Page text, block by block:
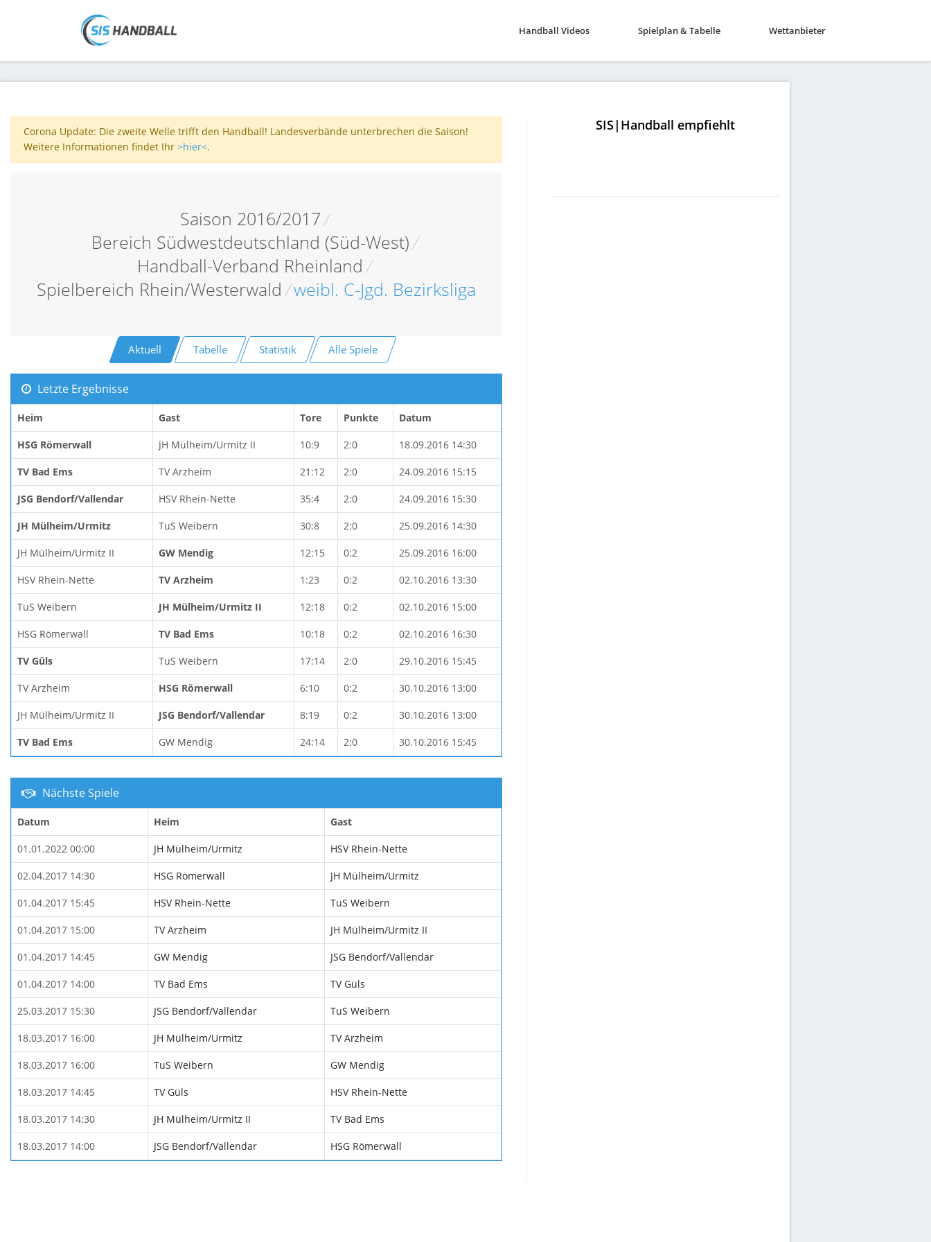
Handball Videos Spielplan & Tabelle Wettanbieter
Corona Update: Die zweite Welle trifft den Handball! Landesverbände unterbrechen die Saison!
Weitere Informationen findet Ihr >hier<.
Saison 2016/2017/
Bereich Südwestdeutschland (Süd-West)/
Handball-Verband Rheinland /
Spielbereich Rhein/Westerwald/weibl. C-Jgd. Bezirksliga
Aktuell Tabelle Statistik Alle Spiele
Letzte Ergebnisse
Heim Gast Tore Punkte Datum
HSG Römerwall JH Mülheim/Urmitz II 10:9 2:0 18.09.2016 14:30
TV Bad Ems TV Arzheim 21:12 2:0 24.09.2016 15:15
JSG Bendorf/Vallendar HSV Rhein-Nette 35:4 2:0 24.09.2016 15:30
JH Mülheim/Urmitz TuS Weibern 30:8 2:0 25.09.2016 14:30
JH Mülheim/Urmitz II GW Mendig 12:15 0:2 25.09.2016 16:00
HSV Rhein-Nette TV Arzheim 1:23 0:2 02.10.2016 13:30
TuS Weibern JH Mülheim/Urmitz II 12:18 0:2 02.10.2016 15:00
HSG Römerwall TV Bad Ems 10:18 0:2 02.10.2016 16:30
TV Güls TuS Weibern 17:14 2:0 29.10.2016 15:45
TV Arzheim HSG Römerwall 6:10 0:2 30.10.2016 13:00
JH Mülheim/Urmitz II JSG Bendorf/Vallendar 8:19 0:2 30.10.2016 13:00
TV Bad Ems GW Mendig 24:14 2:0 30.10.2016 15:45
Nächste Spiele
Datum Heim Gast
01.01.2022 00:00 JH Mülheim/Urmitz HSV Rhein-Nette
02.04.2017 14:30 HSG Römerwall JH Mülheim/Urmitz
01.04.2017 15:45 HSV Rhein-Nette TuS Weibern
01.04.2017 15:00 TV Arzheim JH Mülheim/Urmitz II
01.04.2017 14:45 GW Mendig JSG Bendorf/Vallendar
01.04.2017 14:00 TV Bad Ems TV Güls
25.03.2017 15:30 JSG Bendorf/Vallendar TuS Weibern
18.03.2017 16:00 JH Mülheim/Urmitz TV Arzheim
18.03.2017 16:00 TuS Weibern GW Mendig
18.03.2017 14:45 TV Güls HSV Rhein-Nette
18.03.2017 14:30 JH Mülheim/Urmitz II TV Bad Ems
18.03.2017 14:00 JSG Bendorf/Vallendar HSG Römerwall
SIS|Handball empfiehlt